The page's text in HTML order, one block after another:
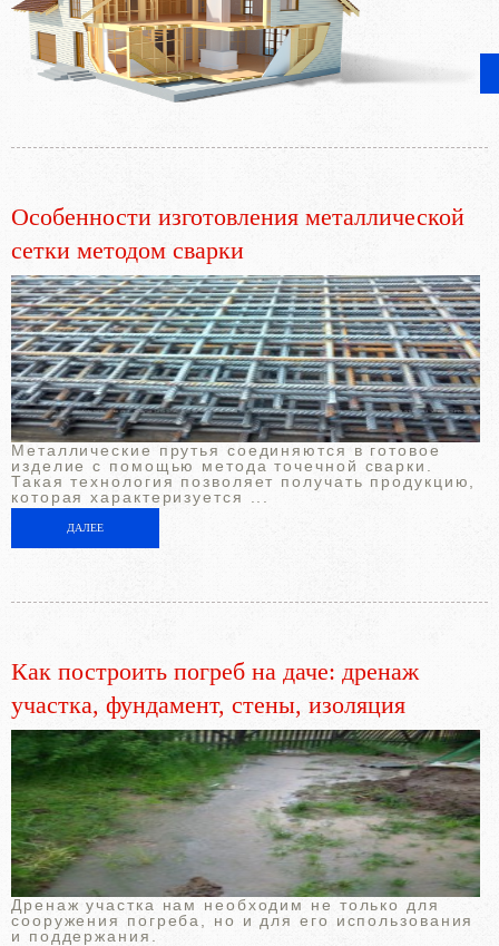
Особенности изготовления металлической
сетки методом сварки
Металлические прутья соединяются в готовое
изделие с помощью метода точечной сварки.
Такая технология позволяет получать продукцию,
которая характеризуется ...
ДАЛЕЕ
Как построить погреб на даче: дренаж
участка, фундамент, стены, изоляция
Дренаж участка нам необходим не только для
сооружения погреба, но и для его использования
и поддержания.